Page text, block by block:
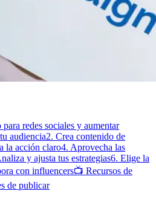
redes sociales y aumentar
audiencia2. Crea contenido de
la acción claro4. Aprovecha las
y ajusta tus estrategias6. Elige la
con influencers📺 Recursos de
de publicar